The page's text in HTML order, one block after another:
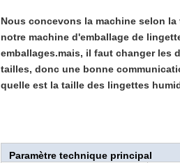
Nous concevons la machine selon
notre machine d'emballage de
emballages.mais, il faut changer les
tailles, donc une bonne
quelle est la taille des lingettes
Paramètre technique principal